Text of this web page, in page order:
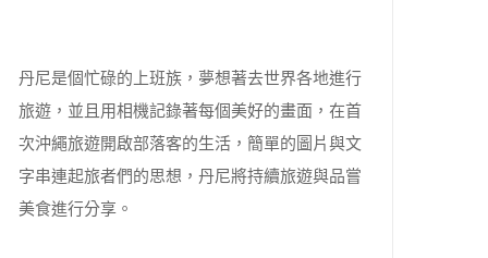
丹尼是個忙碌的上班族，夢想著去世界各地進行
旅遊，並且用相機記錄著每個美好的畫面，在首
次沖繩旅遊開啟部落客的生活，簡單的圖片與文
字串連起旅者們的思想，丹尼將持續旅遊與品嘗
美食進行分享。